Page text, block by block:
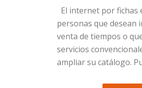
El internet por fichas
personas que desean
venta de tiempos o
servicios
ampliar su catálogo.